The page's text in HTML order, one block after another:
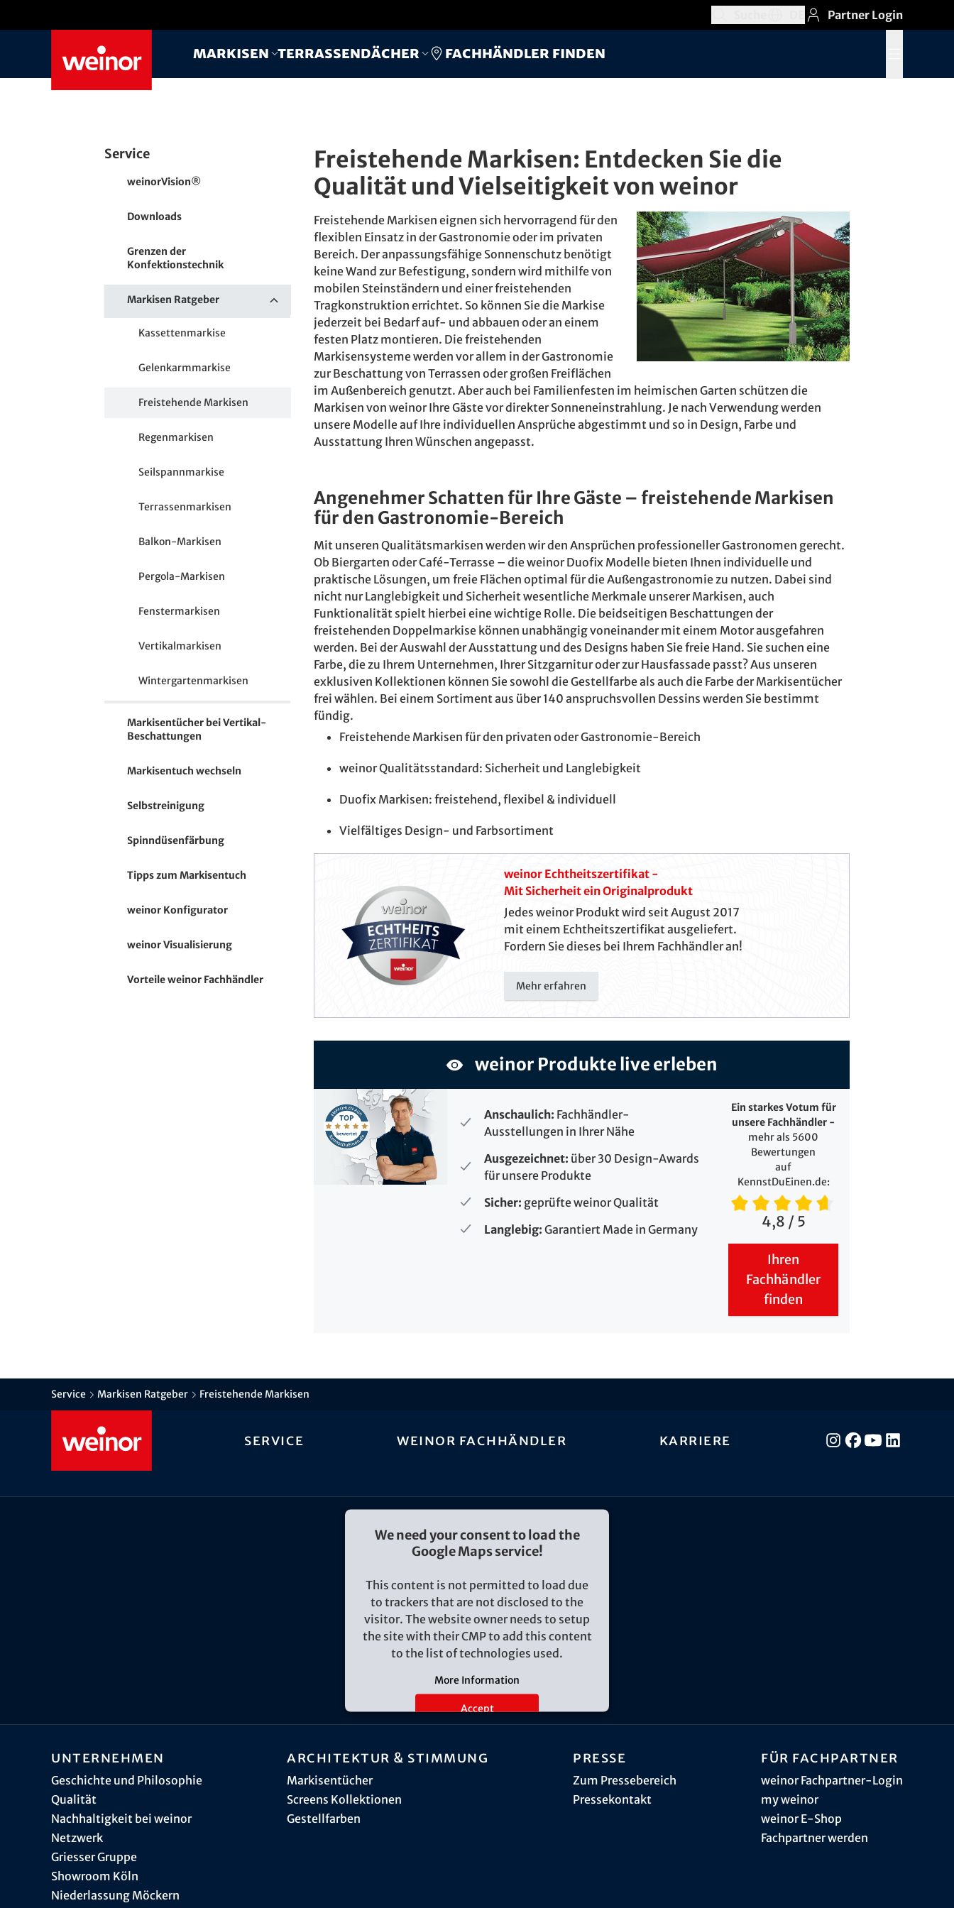
Abschnitt Sprachschalter öffnen,
Partner Login
Markisen Terrassendächer Fachhändler finden
Service
weinorVision®
Downloads
Grenzen der
Konfektionstechnik
Markisen Ratgeber
Kassettenmarkise
Gelenkarmmarkise
Freistehende Markisen
Regenmarkisen
Seilspannmarkise
Terrassenmarkisen
Balkon-Markisen
Pergola-Markisen
Fenstermarkisen
Vertikalmarkisen
Wintergartenmarkisen
Markisentücher bei Vertikal-
Beschattungen
Markisentuch wechseln
Selbstreinigung
Spinndüsenfärbung
Tipps zum Markisentuch
weinor Konfigurator
weinor Visualisierung
Vorteile weinor Fachhändler
Freistehende Markisen: Entdecken Sie die
Qualität und Vielseitigkeit von weinor
Freistehende Markisen eignen sich hervorragend für den
flexiblen Einsatz in der Gastronomie oder im privaten
Bereich. Der anpassungsfähige Sonnenschutz benötigt
keine Wand zur Befestigung, sondern wird mithilfe von
mobilen Steinständern und einer freistehenden
Tragkonstruktion errichtet. So können Sie die Markise
jederzeit bei Bedarf auf- und abbauen oder an einem
festen Platz montieren. Die freistehenden
Markisensysteme werden vor allem in der Gastronomie
zur Beschattung von Terrassen oder großen Freiflächen
im Außenbereich genutzt. Aber auch bei Familienfesten im heimischen Garten schützen die
Markisen von weinor Ihre Gäste vor direkter Sonneneinstrahlung. Je nach Verwendung werden
unsere Modelle auf Ihre individuellen Ansprüche abgestimmt und so in Design, Farbe und
Ausstattung Ihren Wünschen angepasst.
Angenehmer Schatten für Ihre Gäste – freistehende Markisen
für den Gastronomie-Bereich
Mit unseren Qualitätsmarkisen werden wir den Ansprüchen professioneller Gastronomen gerecht.
Ob Biergarten oder Café-Terrasse – die weinor Duofix Modelle bieten Ihnen individuelle und
praktische Lösungen, um freie Flächen optimal für die Außengastronomie zu nutzen. Dabei sind
nicht nur Langlebigkeit und Sicherheit wesentliche Merkmale unserer Markisen, auch
Funktionalität spielt hierbei eine wichtige Rolle. Die beidseitigen Beschattungen der
freistehenden Doppelmarkise können unabhängig voneinander mit einem Motor ausgefahren
werden. Bei der Auswahl der Ausstattung und des Designs haben Sie freie Hand. Sie suchen eine
Farbe, die zu Ihrem Unternehmen, Ihrer Sitzgarnitur oder zur Hausfassade passt? Aus unseren
exklusiven Kollektionen können Sie sowohl die Gestellfarbe als auch die Farbe der Markisentücher
frei wählen. Bei einem Sortiment aus über 140 anspruchsvollen Dessins werden Sie bestimmt
fündig.
Freistehende Markisen für den privaten oder Gastronomie-Bereich
weinor Qualitätsstandard: Sicherheit und Langlebigkeit
Duofix Markisen: freistehend, flexibel & individuell
Vielfältiges Design- und Farbsortiment
weinor Echtheitszertifikat -
Mit Sicherheit ein Originalprodukt
Jedes weinor Produkt wird seit August 2017
mit einem Echtheitszertifikat ausgeliefert.
Fordern Sie dieses bei Ihrem Fachhändler an!
Mehr erfahren
weinor Produkte live erleben
Anschaulich: Fachhändler-
Ausstellungen in Ihrer Nähe
Ausgezeichnet: über 30 Design-Awards
für unsere Produkte
Sicher: geprüfte weinor Qualität
Langlebig:Garantiert Made in Germany
Ein starkes Votum für
unsere Fachhändler -
mehr als 5600
Bewertungen
auf
KennstDuEinen.de:
4,8 / 5
Ihren
Fachhändler
finden
Service Markisen Ratgeber Freistehende Markisen
Service weinor Fachhändler Karriere
Unternehmen
Geschichte und Philosophie
Qualität
Nachhaltigkeit bei weinor
Netzwerk
Griesser Gruppe
Showroom Köln
Niederlassung Möckern
Architektur & Stimmung
Markisentücher
Screens Kollektionen
Gestellfarben
Presse
Zum Pressebereich
Pressekontakt
Für Fachpartner
weinor Fachpartner-Login
my weinor
weinor E-Shop
Fachpartner werden
We need your consent to load the
Google Maps service!
This content is not permitted to load due
to trackers that are not disclosed to the
visitor. The website owner needs to setup
the site with their CMP to add this content
to the list of technologies used.
More Information
Accept